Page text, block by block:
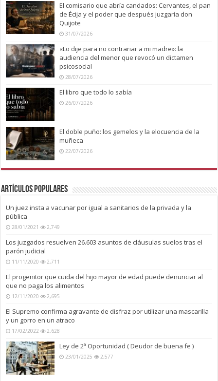
El comisario que abría candados: Cervantes, el pan
de Écija y el poder que después juzgaría don
Quijote
31/07/2026
«Lo dije para no contrariar a mi madre»: la
audiencia del menor que revocó un dictamen
psicosocial
28/07/2026
El libro que todo lo sabía
26/07/2026
El doble puño: los gemelos y la elocuencia de la
muñeca
22/07/2026
Artículos Populares
Un juez insta a vacunar por igual a sanitarios de la privada y la
pública
28/01/2021 2,749
Los juzgados resuelven 26.603 asuntos de cláusulas suelos tras el
parón judicial
11/11/2020 2,711
El progenitor que cuida del hijo mayor de edad puede denunciar al
que no paga los alimentos
12/11/2020 2,695
El Supremo confirma agravante de disfraz por utilizar una mascarilla
y un gorro en un atraco
17/02/2022 2,628
Ley de 2ª Oportunidad ( Deudor de buena fe )
23/01/2025 2,577